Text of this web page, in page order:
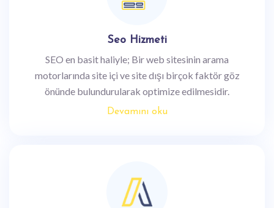
Seo Hizmeti
SEO en basit haliyle; Bir web sitesinin arama
motorlarında site içi ve site dışı birçok faktör göz
önünde bulundurularak optimize edilmesidir.
Devamını oku